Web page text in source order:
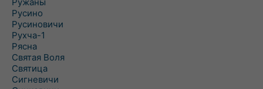
Русино
Русиновичи
Рухча-1
Рясна
Святая Воля
Святица
Сигневичи